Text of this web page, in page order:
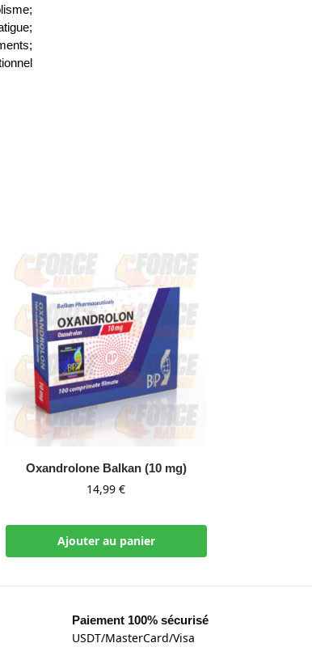
Oxandrolone Balkan (10 mg)
14,99€
Ajouter au panier
Paiement 100% sécurisé
USDT/MasterCard/Visa